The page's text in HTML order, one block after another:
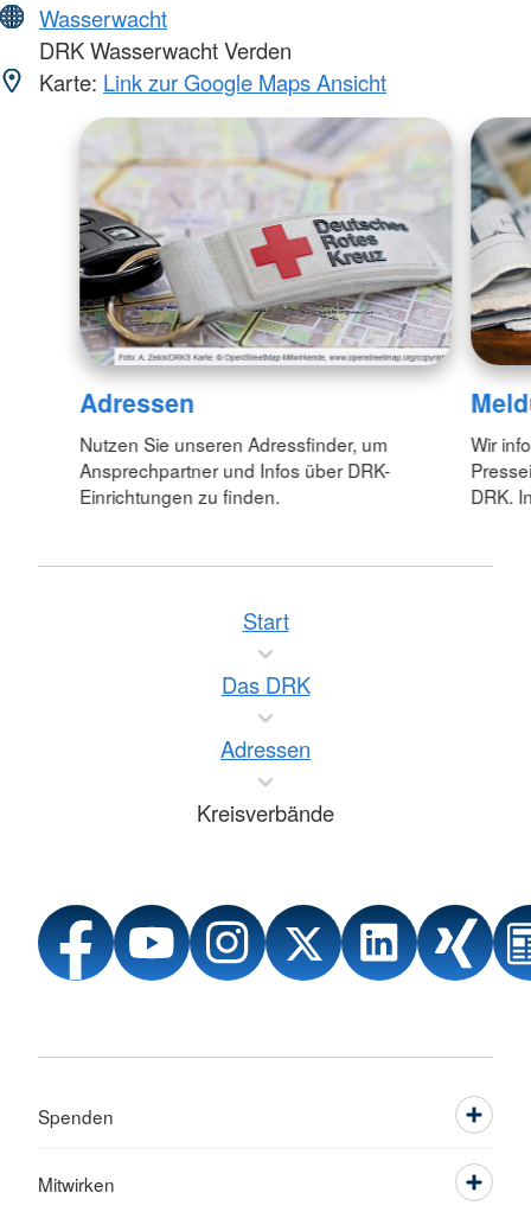
Wasserwacht
DRK Wasserwacht Verden
Karte: Link zur Google Maps Ansicht
Adressen
Nutzen Sie unseren Adressfinder, um
Ansprechpartner und Infos über DRK-
Einrichtungen zu finden.
Wir
DRK.
Start
Das DRK
Adressen
Kreisverbände
Spenden
Mitwirken